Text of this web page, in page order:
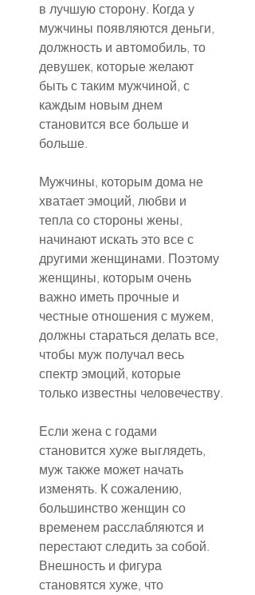
в лучшую сторону. Когда у
мужчины появляются деньги,
должность и автомобиль, то
девушек, которые желают
быть с таким мужчиной, с
каждым новым днем
становится все больше и
больше.
Мужчины, которым дома не
хватает эмоций, любви и
тепла со стороны жены,
начинают искать это все с
другими женщинами. Поэтому
женщины, которым очень
важно иметь прочные и
честные отношения с мужем,
должны стараться делать все,
чтобы муж получал весь
спектр эмоций, которые
только известны человечеству.
Если жена с годами
становится хуже выглядеть,
муж также может начать
изменять. К сожалению,
большинство женщин со
временем расслабляются и
перестают следить за собой.
Внешность и фигура
становятся хуже, что